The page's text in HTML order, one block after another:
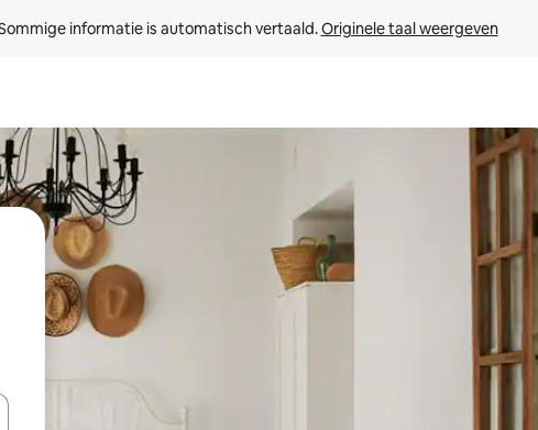
informatie is automatisch vertaald. Originele taal weergeven